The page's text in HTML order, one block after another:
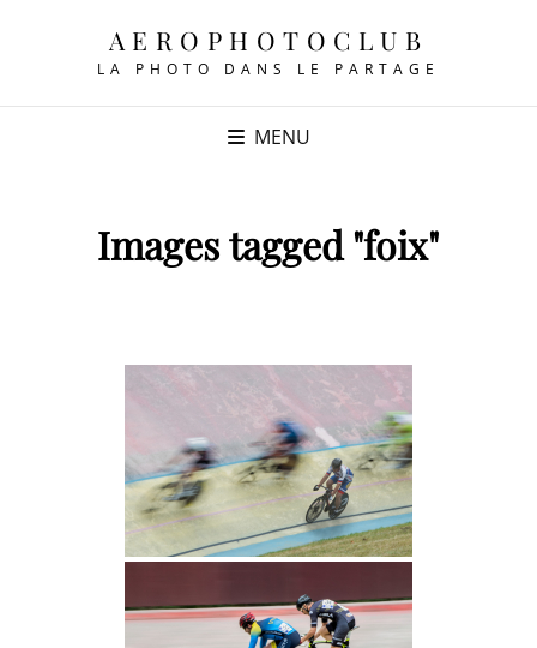
AEROPHOTOCLUB
LA PHOTO DANS LE PARTAGE
MENU
Images tagged "foix"